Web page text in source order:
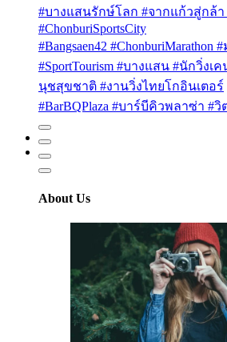
#บางแสนรักษ์โลก #จากแก้วสู่กล้า
#ChonburiSportsCity
#Bangsaen42
#SportTourism #บางแสน #นักวิ่งเ
นุชสุขชาติ #งานวิ่งไทยโกอินเตอร์
#BarBQPlaza #บาร์บีคิวพลาซ่า #
About Us